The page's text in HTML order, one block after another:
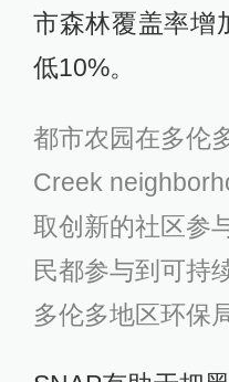
市森林覆盖率增
低10%。
都市农园在多伦
Creek
取创新的社区参
民都参与到可持
多伦多地区环保